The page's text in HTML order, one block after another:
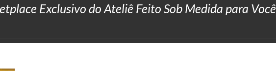
Exclusivo do Ateliê Feito Sob Medida para Você